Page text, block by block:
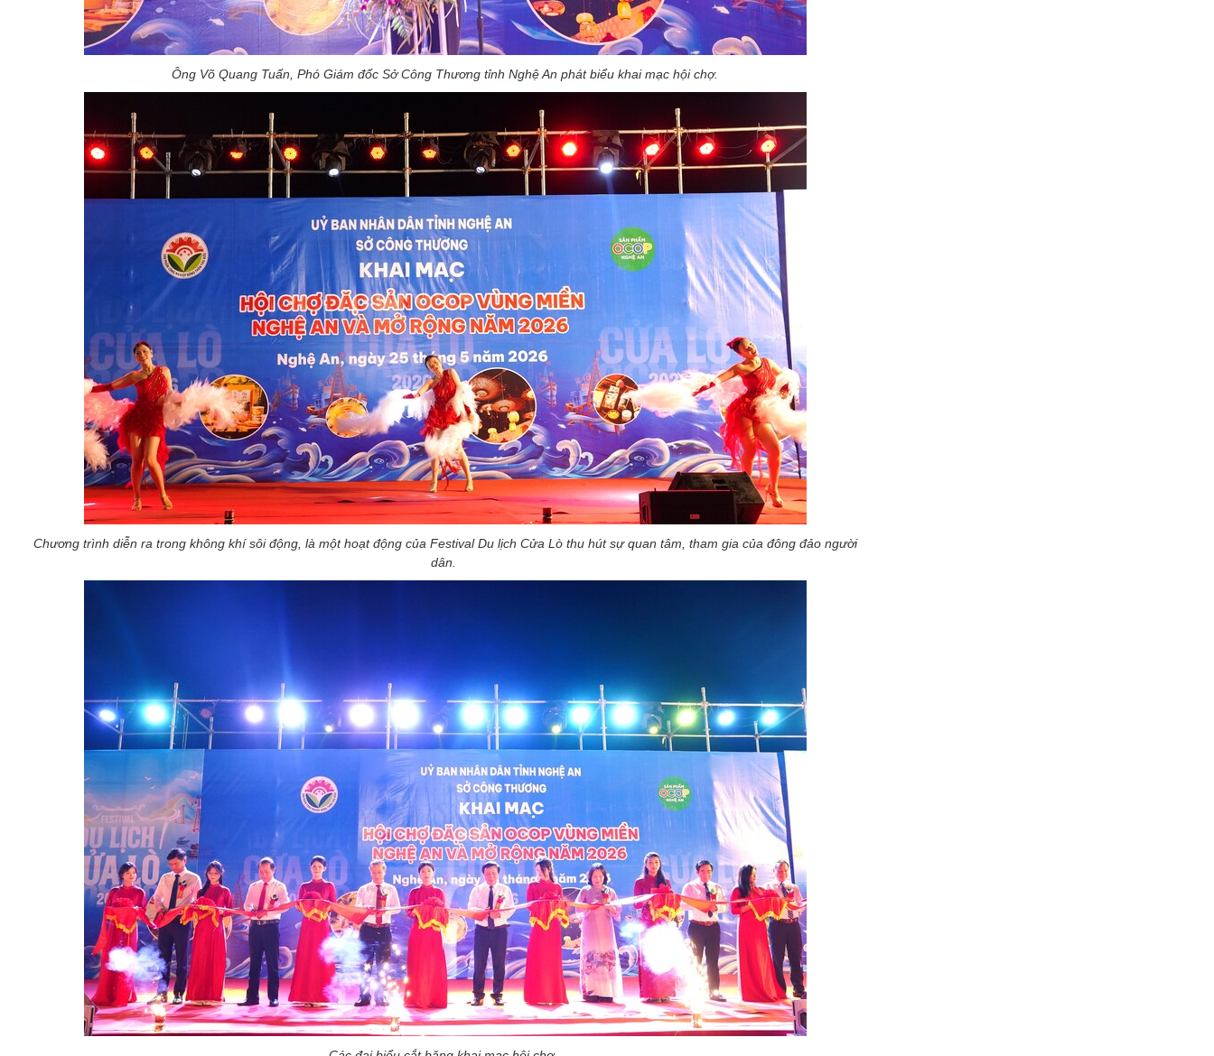
Ông Võ Quang Tuấn, Phó Giám đốc Sở Công Thương tỉnh Nghệ An phát biểu khai mạc hội chợ.
Chương trình diễn ra trong không khí sôi động, là một hoạt động của Festival Du lịch Cửa Lò thu hút sự quan tâm, tham gia của đông đảo người
dân.